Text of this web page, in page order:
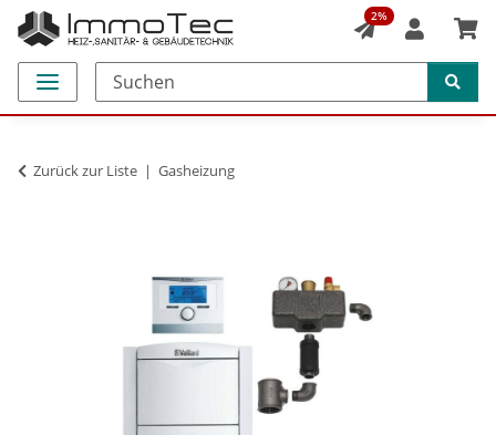
2%
Zurück zur Liste Gasheizung